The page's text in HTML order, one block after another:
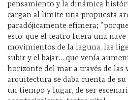
pensamiento y la dinámica
cargan al límite una propuesta
paradójicamente efímera;
esto: que el teatro fuera una
movimientos de la laguna, las
subir y el bajar… que venía
horizonte del mar a través de las
arquitectura se daba cuenta de
un tiempo y lugar, de ser